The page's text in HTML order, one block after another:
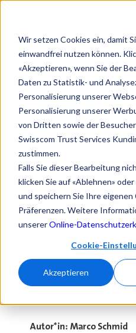
Wir setzen Cookies ein, damit
einwandfrei nutzen können.
«Akzeptieren», wenn Sie der
Daten zu Statistik- und
Personalisierung unserer
Personalisierung unserer
von Dritten sowie der
Swisscom Trust Services
zustimmen.
Falls Sie dieser Bearbeitung
klicken Sie auf «Ablehnen»
und speichern Sie Ihre eigenen
Präferenzen. Weitere
unsererOnline-
Cookie-
Akzeptieren
29.10.2019
Autor*in: Marco Schmid